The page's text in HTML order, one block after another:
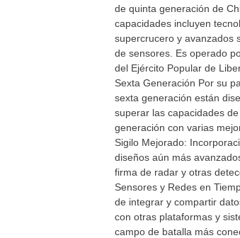
de quinta generación de
capacidades incluyen
supercrucero y avanzados
de sensores. Es operado
del Ejército Popular de
Sexta Generación Por su
sexta generación están
superar las capacidades
generación con varias
Sigilo Mejorado:
diseños aún más
firma de radar y otras
Sensores y Redes en
de integrar y compartir
con otras plataformas y
campo de batalla más